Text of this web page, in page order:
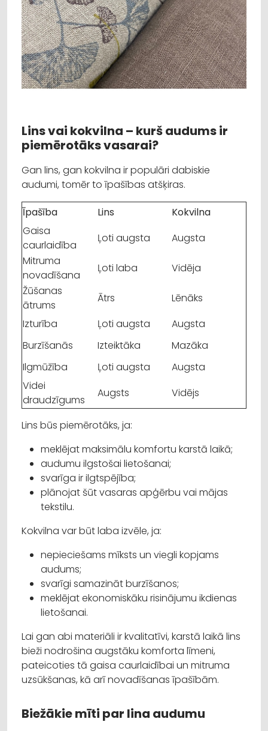
Lins vai kokvilna – kurš audums ir
piemērotāks vasarai?
Gan lins, gan kokvilna ir populāri dabiskie
audumi, tomēr to īpašības atšķiras.
Īpašība
Lins
Kokvilna
Gaisa
caurlaidība
Ļoti augsta
Augsta
Mitruma
novadīšana
Ļoti laba
Vidēja
Žūšanas
ātrums
Ātrs
Lēnāks
Izturība
Ļoti augsta
Augsta
Burzīšanās
Izteiktāka
Mazāka
Ilgmūžība
Ļoti augsta
Augsta
Videi
draudzīgums
Augsts Vidējs
Lins būs piemērotāks, ja:
meklējat maksimālu komfortu karstā laikā;
audumu ilgstošai lietošanai;
svarīga ir ilgtspējība;
plānojat šūt vasaras apģērbu vai mājas
tekstilu.
Kokvilna var būt laba izvēle, ja:
nepieciešams mīksts un viegli kopjams
audums;
svarīgi samazināt burzīšanos;
meklējat ekonomiskāku risinājumu ikdienas
lietošanai.
Lai gan abi materiāli ir kvalitatīvi, karstā laikā lins
bieži nodrošina augstāku komforta līmeni,
pateicoties tā gaisa caurlaidībai un mitruma
uzsūkšanas, kā arī novadīšanas īpašībām.
Biežākie mīti par lina audumu